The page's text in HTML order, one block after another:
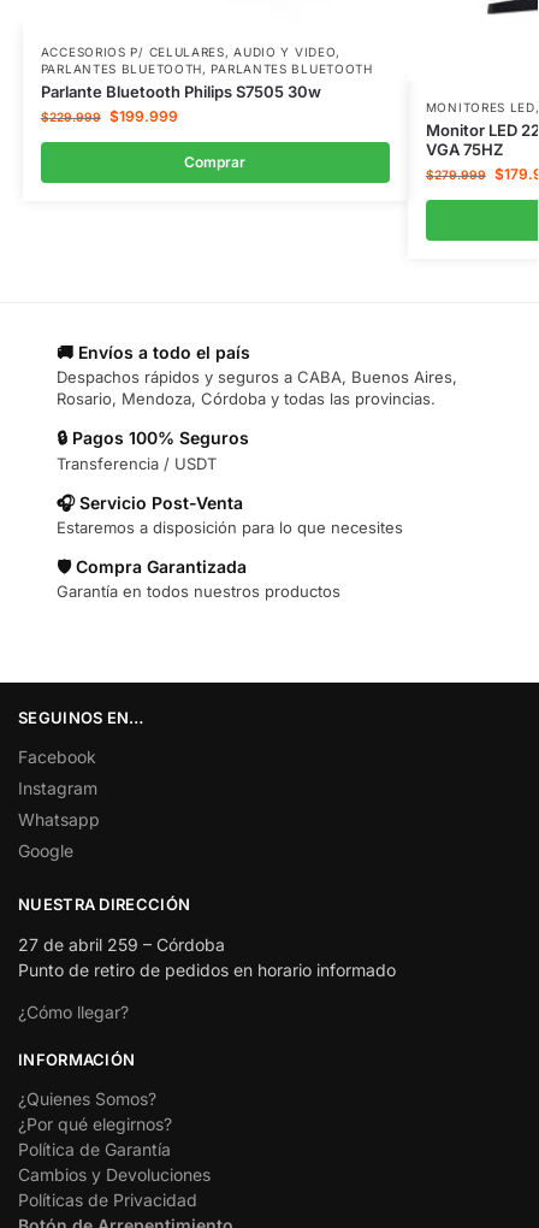
ACCESORIOS P/ CELULARES,AUDIO Y VIDEO,
PARLANTES BLUETOOTH,PARLANTES BLUETOOTH
Parlante Bluetooth Philips S7505 30w
$229.999 $199.999
Comprar
MONITORES LED
Monitor LED
VGA 75HZ
$279.999 $
🚚 Envíos a todo el país
Despachos rápidos y seguros a CABA, Buenos Aires,
Rosario, Mendoza, Córdoba y todas las provincias.
🔒 Pagos 100% Seguros
Transferencia / USDT
🎧 Servicio Post-Venta
Estaremos a disposición para lo que necesites
🛡️ Compra Garantizada
Garantía en todos nuestros productos
SEGUINOS EN…
Facebook
Instagram
Whatsapp
Google
NUESTRA DIRECCIÓN
27 de abril 259 – Córdoba
Punto de retiro de pedidos en horario informado
¿Cómo llegar?
INFORMACIÓN
¿Quienes Somos?
¿Por qué elegirnos?
Política de Garantía
Cambios y Devoluciones
Políticas de Privacidad